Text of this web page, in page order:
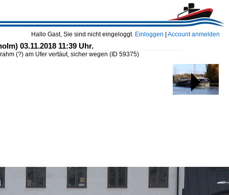
Hallo Gast, Sie sind nicht eingeloggt. Einloggen Account anmelden
03.11.2018 11:39 Uhr.
(?) am Ufer vertäut, sicher wegen (ID 59375)